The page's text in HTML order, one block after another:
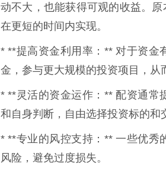
动不大，也能获得可观的收益。
在更短的时间内实现。
* **提高资金利用率：** 对于资金
金，参与更大规模的投资项目，从
* **灵活的资金运作：** 配资通常
和自身判断，自由选择投资标的和
* **专业的风控支持：** 一些优秀
风险，避免过度损失。